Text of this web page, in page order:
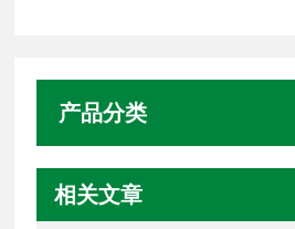
产品分类
相关文章